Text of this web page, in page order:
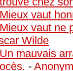
Mieux vaut
Mieux vaut ne
Wilde
Un mauvais
-